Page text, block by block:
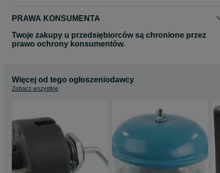
PRAWA KONSUMENTA
Twoje zakupy u przedsiębiorców są chronione przez
prawo ochrony konsumentów.
Więcej od tego ogłoszeniodawcy
Zobacz wszystkie